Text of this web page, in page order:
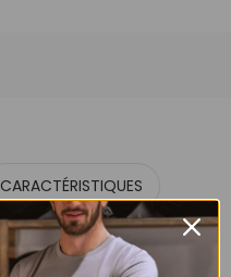
CARACTÉRISTIQUES